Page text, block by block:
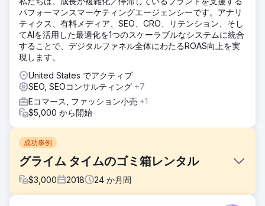
パフォーマンスマーケティングエージェンシーです。アナリ
ティクス、有料メディア、SEO、CRO、リテンション、そし
てAIを活用した最適化を1つのスケーラブルなシステムに統合
することで、デジタルファネル全体にわたるROAS向上を実
現します。
United States でアクティブ
SEO, SEOコンサルティング +7
Eコマース, ファッション小売 +1
$5,000 から開始
成功事例
グライム タイムのゴミ箱レンタル
$3,000 2018 24 か月間